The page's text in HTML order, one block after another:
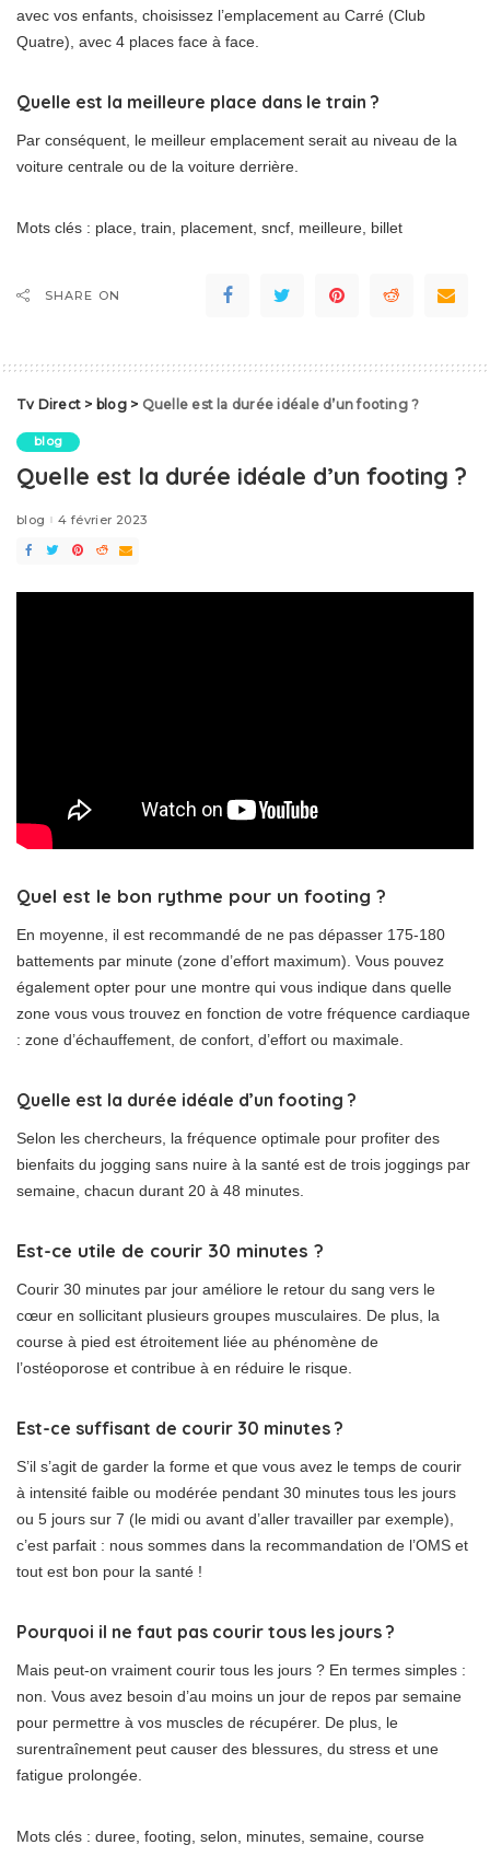
avec vos enfants, choisissez l’emplacement au Carré (Club
Quatre), avec 4 places face à face.
Quelle est la meilleure place dans le train ?
Par conséquent, le meilleur emplacement serait au niveau de la
voiture centrale ou de la voiture derrière.
Mots clés : place, train, placement, sncf, meilleure, billet
SHARE ON
Tv Direct > blog> Quelle est la durée idéale d’un footing ?
blog
Quelle est la durée idéale d’un footing ?
blog 4 février 2023
Quel est le bon rythme pour un footing ?
En moyenne, il est recommandé de ne pas dépasser 175-180
battements par minute (zone d’effort maximum). Vous pouvez
également opter pour une montre qui vous indique dans quelle
zone vous vous trouvez en fonction de votre fréquence cardiaque
: zone d’échauffement, de confort, d’effort ou maximale.
Quelle est la durée idéale d’un footing ?
Selon les chercheurs, la fréquence optimale pour profiter des
bienfaits du jogging sans nuire à la santé est de trois joggings par
semaine, chacun durant 20 à 48 minutes.
Est-ce utile de courir 30 minutes ?
Courir 30 minutes par jour améliore le retour du sang vers le
cœur en sollicitant plusieurs groupes musculaires. De plus, la
course à pied est étroitement liée au phénomène de
l’ostéoporose et contribue à en réduire le risque.
Est-ce suffisant de courir 30 minutes ?
S’il s’agit de garder la forme et que vous avez le temps de courir
à intensité faible ou modérée pendant 30 minutes tous les jours
ou 5 jours sur 7 (le midi ou avant d’aller travailler par exemple),
c’est parfait : nous sommes dans la recommandation de l’OMS et
tout est bon pour la santé !
Pourquoi il ne faut pas courir tous les jours ?
Mais peut-on vraiment courir tous les jours ? En termes simples :
non. Vous avez besoin d’au moins un jour de repos par semaine
pour permettre à vos muscles de récupérer. De plus, le
surentraînement peut causer des blessures, du stress et une
fatigue prolongée.
Mots clés : duree, footing, selon, minutes, semaine, course